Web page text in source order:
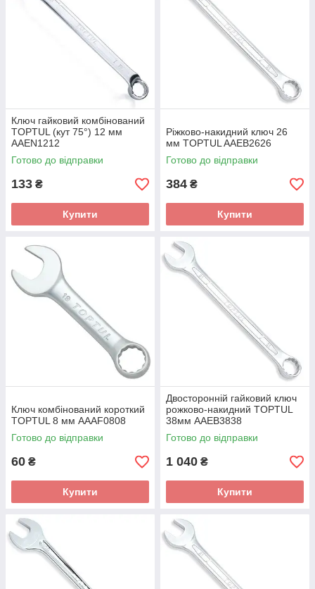
Ключ гайковий комбінований
TOPTUL (кут 75°) 12 мм
AAEN1212
Готово до відправки
133 ₴
Купити
Ріжково-накидний ключ 26
мм TOPTUL AAEB2626
Готово до відправки
384 ₴
Купити
Ключ комбінований короткий
TOPTUL 8 мм AAAF0808
Готово до відправки
60 ₴
Купити
Двосторонній гайковий ключ
рожково-накидний TOPTUL
38мм AAEB3838
Готово до відправки
1 040 ₴
Купити